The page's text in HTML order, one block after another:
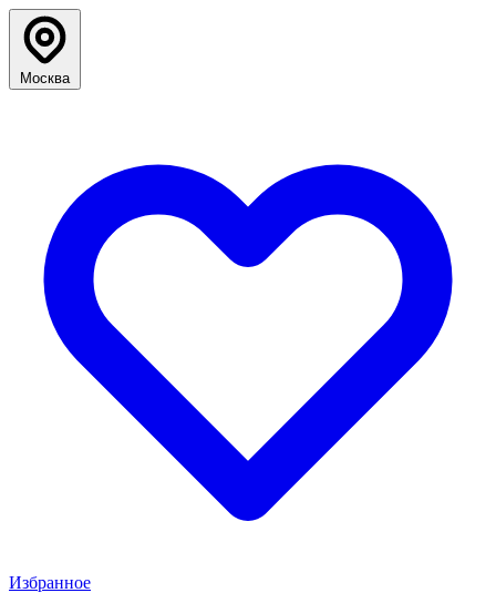
Москва
Избранное